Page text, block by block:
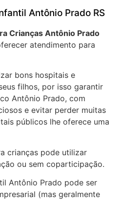
Antônio Prado RS
Crianças Antônio Prado
atendimento para
bons hospitais e
filhos, por isso garantir
Antônio Prado, com
e evitar perder muitas
públicos lhe oferece uma
crianças pode utilizar
ou sem coparticipação.
Antônio Prado pode ser
(mas geralmente